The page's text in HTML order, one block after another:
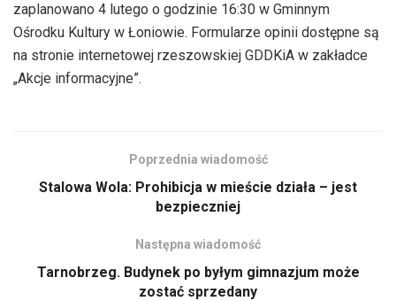
zaplanowano 4 lutego o godzinie 16:30 w Gminnym
Ośrodku Kultury w Łoniowie. Formularze opinii dostępne są
na stronie internetowej rzeszowskiej GDDKiA w zakładce
„Akcje informacyjne”.
Poprzednia wiadomość
Stalowa Wola: Prohibicja w mieście działa – jest
bezpieczniej
Następna wiadomość
Tarnobrzeg. Budynek po byłym gimnazjum może
zostać sprzedany